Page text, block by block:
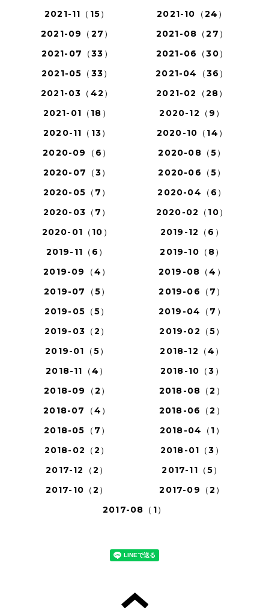
2021-11（15）
2021-10（24）
2021-09（27）
2021-08（27）
2021-07（33）
2021-06（30）
2021-05（33）
2021-04（36）
2021-03（42）
2021-02（28）
2021-01（18）
2020-12（9）
2020-11（13）
2020-10（14）
2020-09（6）
2020-08（5）
2020-07（3）
2020-06（5）
2020-05（7）
2020-04（6）
2020-03（7）
2020-02（10）
2020-01（10）
2019-12（6）
2019-11（6）
2019-10（8）
2019-09（4）
2019-08（4）
2019-07（5）
2019-06（7）
2019-05（5）
2019-04（7）
2019-03（2）
2019-02（5）
2019-01（5）
2018-12（4）
2018-11（4）
2018-10（3）
2018-09（2）
2018-08（2）
2018-07（4）
2018-06（2）
2018-05（7）
2018-04（1）
2018-02（2）
2018-01（3）
2017-12（2）
2017-11（5）
2017-10（2）
2017-09（2）
2017-08（1）